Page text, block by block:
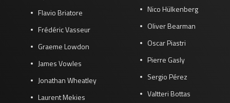
Flavio Briatore
Frédéric Vasseur
Graeme Lowdon
James Vowles
Jonathan Wheatley
Laurent Mekies
Nico Hülkenberg
Oliver Bearman
Oscar Piastri
Pierre Gasly
Sergio Pérez
Valtteri Bottas